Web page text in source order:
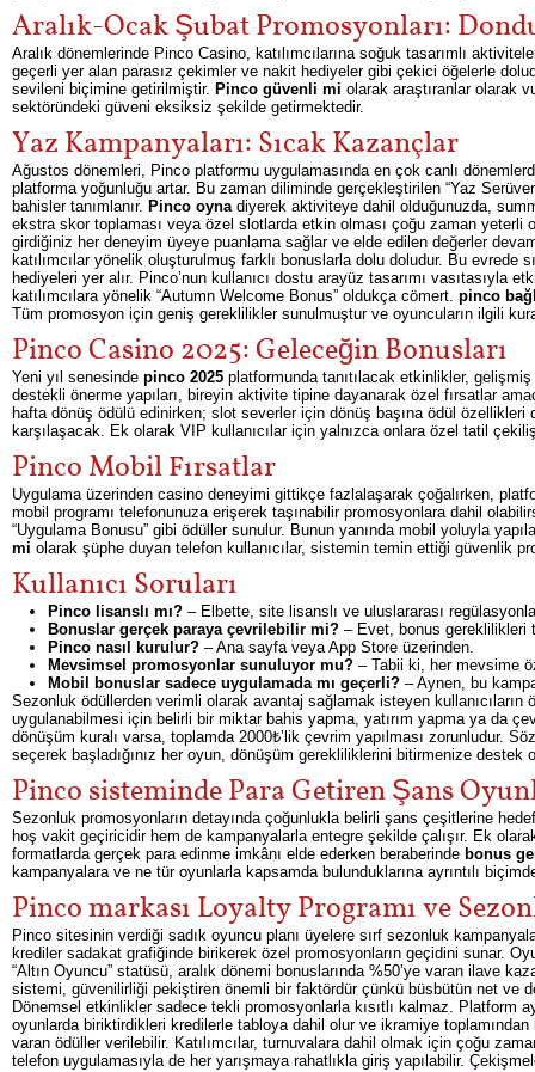
Aralık-Ocak Şubat Promosyonları:
Aralık dönemlerinde Pinco Casino, katılımcılarına soğuk tasarımlı
geçerli yer alan parasız çekimler ve nakit hediyeler gibi çekici öğelerle
sevileni biçimine getirilmiştir. Pinco güvenli mi olarak araştıranlar olarak
sektöründeki güveni eksiksiz şekilde getirmektedir.
Yaz Kampanyaları: Sıcak Kazançlar
Ağustos dönemleri, Pinco platformu uygulamasında en çok canlı
platforma yoğunluğu artar. Bu zaman diliminde gerçekleştirilen “Yaz
bahisler tanımlanır. Pinco oynadiyerek aktiviteye dahil olduğunuzda,
ekstra skor toplaması veya özel slotlarda etkin olması çoğu zaman yeterli
girdiğiniz her deneyim üyeye puanlama sağlar ve elde edilen değerler
katılımcılar yönelik oluşturulmuş farklı bonuslarla dolu doludur. Bu evrede
hediyeleri yer alır. Pinco’nun kullanıcı dostu arayüz tasarımı vasıtasıyla
katılımcılara yönelik “Autumn Welcome Bonus” oldukça cömert. pinco
Tüm promosyon için geniş gereklilikler sunulmuştur ve oyuncuların ilgili
Pinco Casino 2025: Geleceğin Bonusları
Yeni yıl senesinde pinco 2025 platformunda tanıtılacak etkinlikler,
destekli önerme yapıları, bireyin aktivite tipine dayanarak özel fırsatlar
hafta dönüş ödülü edinirken; slot severler için dönüş başına ödül
karşılaşacak. Ek olarak VIP kullanıcılar için yalnızca onlara özel tatil
Pinco Mobil Fırsatlar
Uygulama üzerinden casino deneyimi gittikçe fazlalaşarak çoğalırken,
mobil programı telefonunuza erişerek taşınabilir promosyonlara dahil
“Uygulama Bonusu” gibi ödüller sunulur. Bunun yanında mobil yoluyla
mi olarak şüphe duyan telefon kullanıcılar, sistemin temin ettiği güvenlik
Kullanıcı Soruları
Pinco lisanslı mı? – Elbette, site lisanslı ve uluslararası
Bonuslar gerçek paraya çevrilebilir mi? – Evet, bonus gereklilikleri
Pinco nasıl kurulur? – Ana sayfa veya App Store üzerinden.
Mevsimsel promosyonlar sunuluyor mu? – Tabii ki, her mevsime
Mobil bonuslar sadece uygulamada mı geçerli? – Aynen, bu
Sezonluk ödüllerden verimli olarak avantaj sağlamak isteyen
uygulanabilmesi için belirli bir miktar bahis yapma, yatırım yapma ya da
dönüşüm kuralı varsa, toplamda 2000₺’lik çevrim yapılması zorunludur.
seçerek başladığınız her oyun, dönüşüm gerekliliklerini bitirmenize destek
Pinco sisteminde Para Getiren Şans
Sezonluk promosyonların detayında çoğunlukla belirli şans çeşitlerine
hoş vakit geçiricidir hem de kampanyalarla entegre şekilde çalışır. Ek
formatlarda gerçek para edinme imkânı elde ederken beraberinde bonus
kampanyalara ve ne tür oyunlarla kapsamda bulunduklarına ayrıntılı
Pinco markası Loyalty Programı ve
Pinco sitesinin verdiği sadık oyuncu planı üyelere sırf sezonluk
krediler sadakat grafiğinde birikerek özel promosyonların geçidini sunar.
“Altın Oyuncu” statüsü, aralık dönemi bonuslarında %50’ye varan ilave
sistemi, güvenilirliği pekiştiren önemli bir faktördür çünkü büsbütün net ve
Dönemsel etkinlikler sadece tekli promosyonlarla kısıtlı kalmaz. Platform
oyunlarda biriktirdikleri kredilerle tabloya dahil olur ve ikramiye
varan ödüller verilebilir. Katılımcılar, turnuvalara dahil olmak için çoğu
telefon uygulamasıyla de her yarışmaya rahatlıkla giriş yapılabilir.